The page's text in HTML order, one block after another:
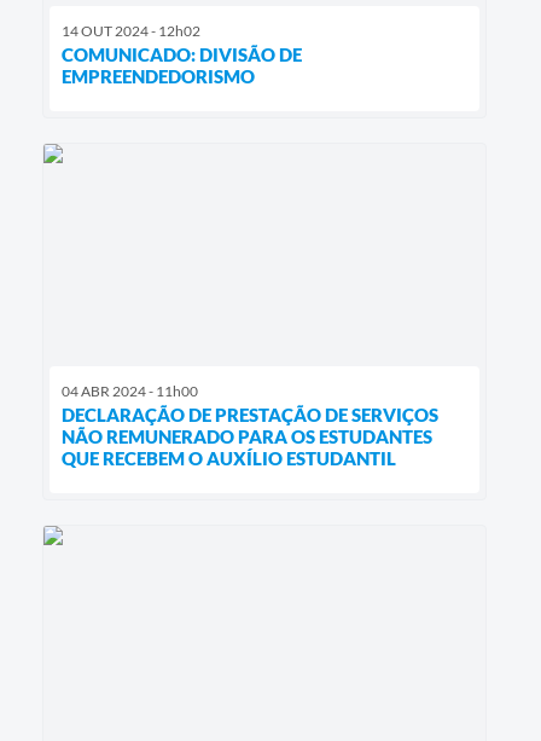
14 OUT 2024 - 12h02
COMUNICADO: DIVISÃO DE
EMPREENDEDORISMO
04 ABR 2024 - 11h00
DECLARAÇÃO DE PRESTAÇÃO DE SERVIÇOS
NÃO REMUNERADO PARA OS ESTUDANTES
QUE RECEBEM O AUXÍLIO ESTUDANTIL